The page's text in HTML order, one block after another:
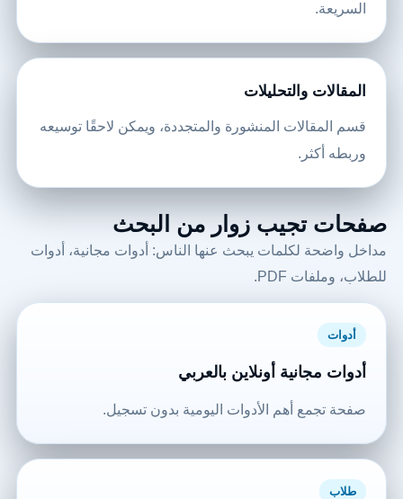
السريعة.
المقالات والتحليلات
قسم المقالات المنشورة والمتجددة، ويمكن لاحقًا توسيعه
وربطه أكثر.
صفحات تجيب زوار من البحث
مداخل واضحة لكلمات يبحث عنها الناس: أدوات مجانية، أدوات
للطلاب، وملفات PDF.
أدوات
أدوات مجانية أونلاين بالعربي
صفحة تجمع أهم الأدوات اليومية بدون تسجيل.
طلاب